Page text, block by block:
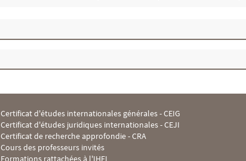
Menu Footer IHEI 2
Certificat d'études internationales générales - CEIG
Certificat d'études juridiques internationales - CEJI
Certificat de recherche approfondie - CRA
Cours des professeurs invités
Formations rattachées à l'IHEI